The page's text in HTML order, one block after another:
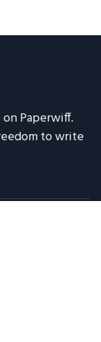
Paperwiff.
to write